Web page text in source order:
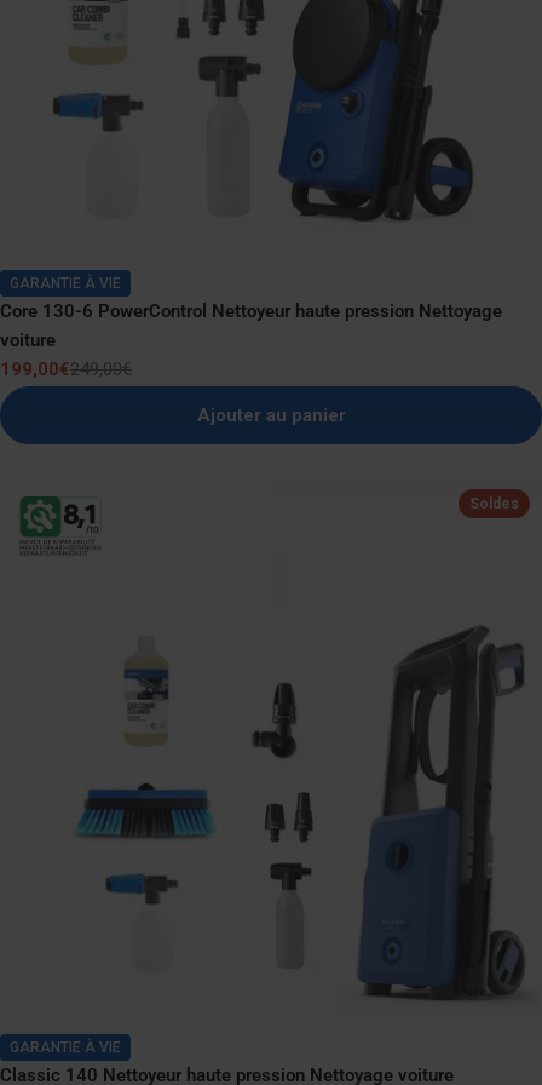
GARANTIE À VIE
Core 130-6 PowerControl Nettoyeur haute pression Nettoyage
voiture
Prix
de
vente
199,00€
Prix
normal
249,00€
Ajouter au panier
Soldes
GARANTIE À VIE
Classic 140 Nettoyeur haute pression Nettoyage voiture